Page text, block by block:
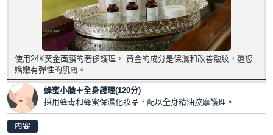
使用24K黃金面膜的奢侈護理， 黃金的成分是保濕和改善皺紋，還您
嬌嫩有彈性的肌膚。
蜂蜜小臉＋全身護理(120分)
採用蜂毒和蜂蜜保濕化妝品，配以全身精油按摩護理。